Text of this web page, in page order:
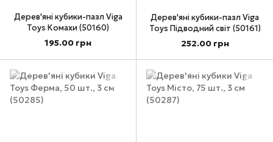
Дерев'яні кубики-пазл Viga
Toys Комахи (50160)
195.00 грн
Дерев'яні кубики-пазл Viga
Toys Підводний світ (50161)
252.00 грн